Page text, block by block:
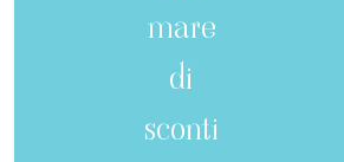
mare
di
sconti